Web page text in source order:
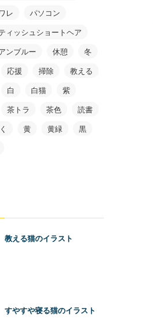
レ
パソコン
ィッシュショートヘア
ンブルー 休憩
冬
応援 掃除
教える
白 白猫
紫
茶トラ 茶色
読書
黄 黄緑
黒
教える猫のイラスト
すやすや寝る猫のイラスト